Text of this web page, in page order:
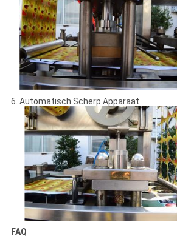
6. Automatisch Scherp Apparaat
FAQ